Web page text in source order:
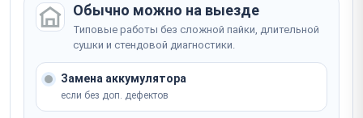
Обычно можно на выезде
Типовые работы без сложной пайки, длительной
сушки и стендовой диагностики.
Замена аккумулятора
если без доп. дефектов